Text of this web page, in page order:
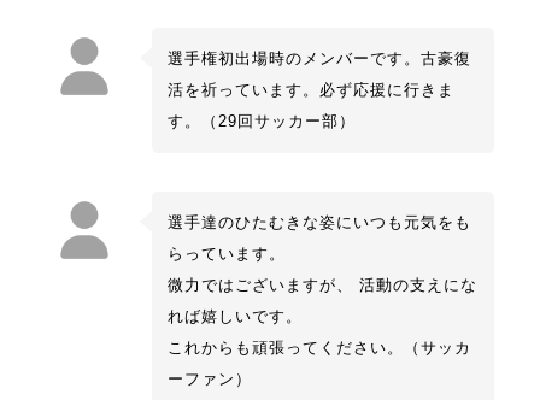
選手権初出場時のメンバーです。古豪復
活を祈っています。必ず応援に行きま
す。（29回サッカー部）
選手達のひたむきな姿にいつも元気をも
らっています。
微力ではございますが、 活動の支えにな
れば嬉しいです。
これからも頑張ってください。（サッカ
ーファン）